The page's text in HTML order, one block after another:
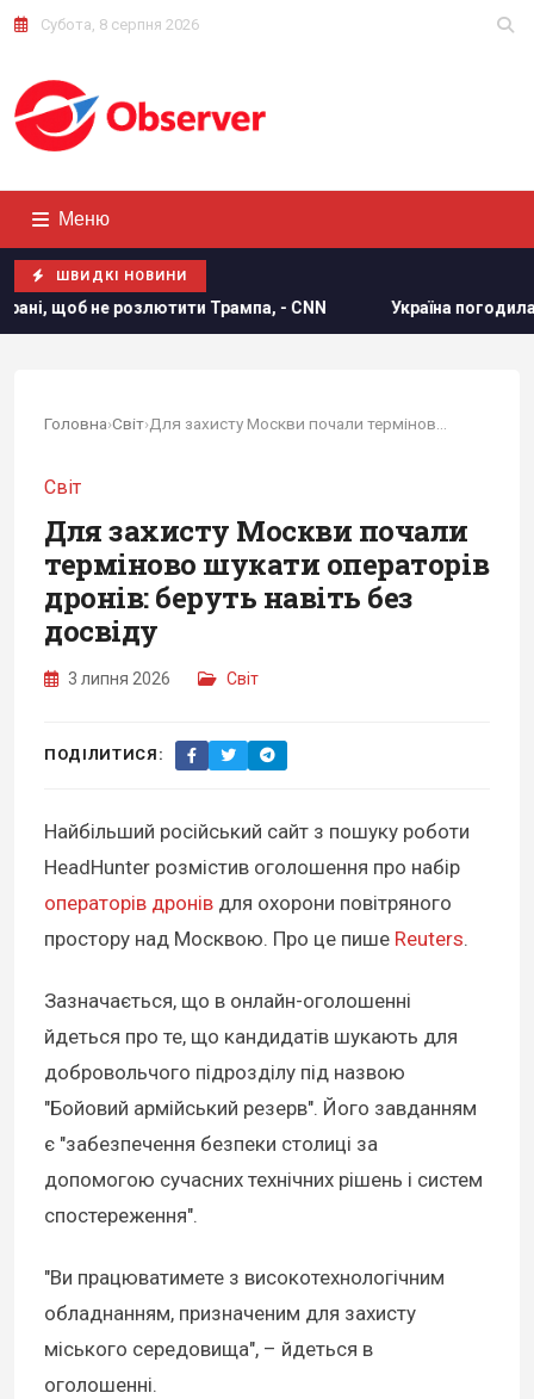
Субота, 8 серпня 2026
Меню
ШВИДКІ НОВИНИ
Трампа, - CNN Україна погодилася не атакувати
Головна›Світ›
Світ
Для захисту Москви почали
терміново шукати операторів
дронів: беруть навіть без
досвіду
3 липня 2026 Світ
ПОДІЛИТИСЯ:
Найбільший російський сайт з пошуку роботи
HeadHunter розмістив оголошення про набір
операторів дронів для охорони повітряного
простору над Москвою. Про це пише Reuters.
Зазначається, що в онлайн-оголошенні
йдеться про те, що кандидатів шукають для
добровольчого підрозділу під назвою
"Бойовий армійський резерв". Його завданням
є "забезпечення безпеки столиці за
допомогою сучасних технічних рішень і систем
спостереження".
"Ви працюватимете з високотехнологічним
обладнанням, призначеним для захисту
міського середовища", – йдеться в
оголошенні.